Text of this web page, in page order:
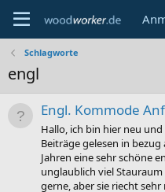
Schlagworte
engl
Engl. Kommode
Hallo, ich bin hier neu
Beiträge gelesen in
Jahren eine sehr schöne
unglaublich viel
gerne, aber sie riecht